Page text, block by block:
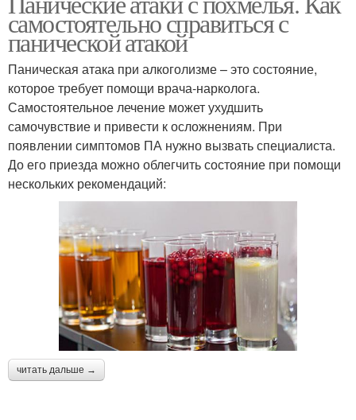
самостоятельно справиться с
панической атакой
Паническая атака при алкоголизме – это состояние,
которое требует помощи врача-нарколога.
Самостоятельное лечение может ухудшить
самочувствие и привести к осложнениям. При
появлении симптомов ПА нужно вызвать специалиста.
До его приезда можно облегчить состояние при помощи
нескольких рекомендаций:
читать дальше →